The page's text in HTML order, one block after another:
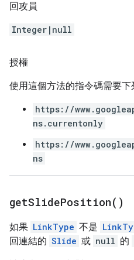
回攻員
Integer|null
授權
使用這個方法的指令碼需要下
https://
ns.currentonly
https://
ns
getSlidePosition( )
如果 LinkType 不是
回連結的 Slide 或 null 的